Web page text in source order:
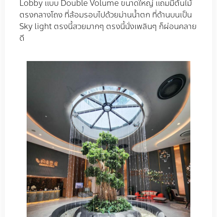
Lobby แบบ Double Volume ขนาดใหญ่ แถมมีต้นไม้
ตรงกลางโถง ที่ล้อมรอบไปด้วยม่านน้ำตก ที่ด้านบนเป็น
Sky light ตรงนี้สวยมากๆ ตรงนี้นั่งเพลินๆ ก็ผ่อนคลาย
ดี